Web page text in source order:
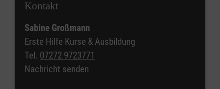
Kontakt
Sabine Großmann
Erste Hilfe Kurse & Ausbildung
Tel. 07272 9723771
Nachricht senden